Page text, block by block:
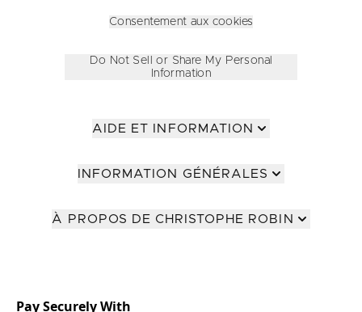
Consentement aux cookies
Do Not Sell or Share My Personal
Information
AIDE ET INFORMATION
INFORMATION GÉNÉRALES
À PROPOS DE CHRISTOPHE ROBIN
Pay Securely With